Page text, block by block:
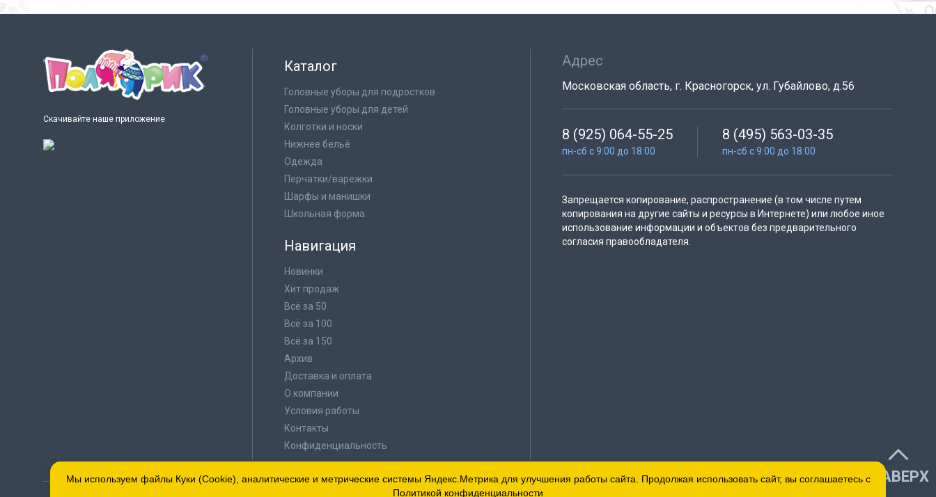
Скачивайте наше приложение
Каталог
Головные уборы для подростков
Головные уборы для детей
Колготки и носки
Нижнее бельё
Одежда
Перчатки/варежки
Шарфы и манишки
Школьная форма
Навигация
Новинки
Хит продаж
Всё за 50
Всё за 100
Всё за 150
Архив
Доставка и оплата
О компании
Условия работы
Контакты
Конфиденциальность
Адрес
Московская область, г. Красногорск, ул. Губайлово, д.56
8 (925) 064-55-25
пн-сб с 9:00 до 18:00
8 (495) 563-03-35
пн-сб с 9:00 до 18:00
Запрещается копирование, распространение (в том числе путем
копирования на другие сайты и ресурсы в Интернете) или любое иное
использование информации и объектов без предварительного
согласия правообладателя.
НАВЕРХ
Мы используем файлы Куки (Cookie), аналитические и метрические системы Яндекс.Метрика для улучшения работы сайта. Продолжая использовать сайт, вы соглашаетесь с
Политикой конфиденциальности